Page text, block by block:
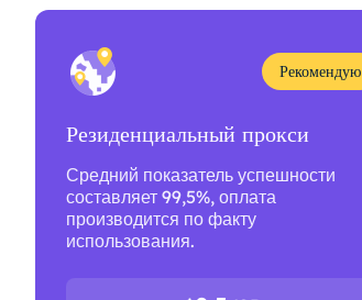
Рекомендую
Резиденциальный прокси
Средний показатель успешности
составляет 99,5%, оплата
производится по факту
использования.